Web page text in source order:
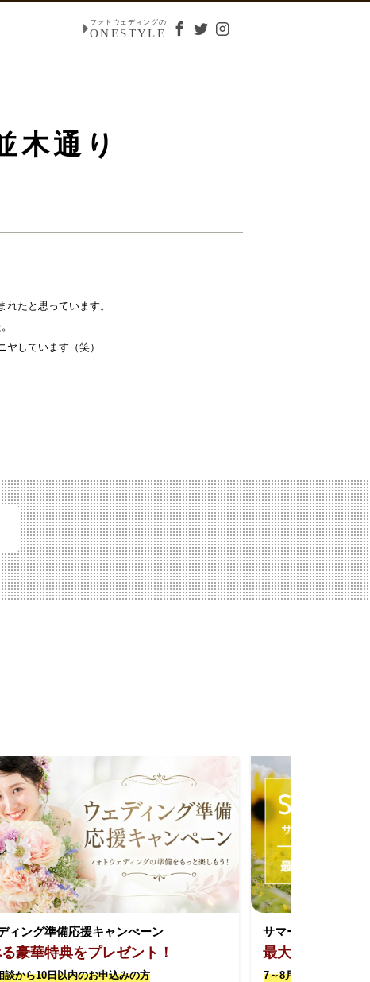
フォトウェディングの
ONESTYLE
木通り
たと思っています。
しています（笑）
ィング準備応援キャンぺーン
豪華特典をプレゼント！
談から10日以内のお申込みの方
サマーキャンペーン
最大約17万円お
7～8月撮影限定